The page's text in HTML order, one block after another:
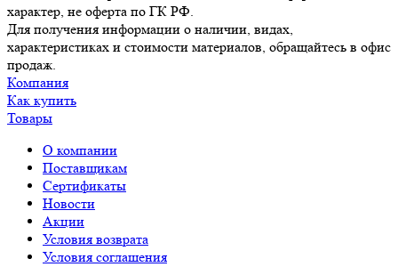
характер, не оферта по ГК РФ.
Для получения информации о наличии, видах,
характеристиках и стоимости материалов, обращайтесь в офис
продаж.
Компания
Как купить
Товары
О компании
Поставщикам
Сертификаты
Новости
Акции
Условия возврата
Условия соглашения